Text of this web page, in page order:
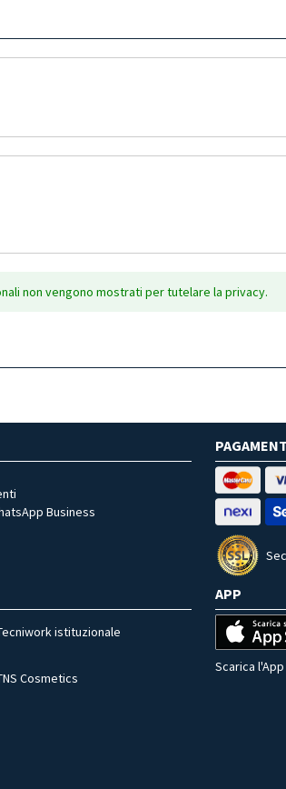
non vengono mostrati per tutelare la privacy.
Business
istituzionale
Cosmetics
APP
Scarica